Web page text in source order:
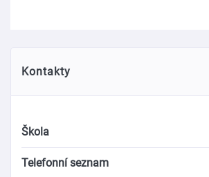
Kontakty
Škola
Telefonní seznam